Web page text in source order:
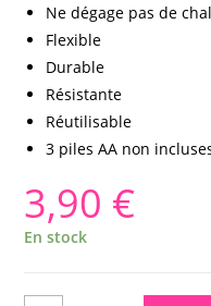
Ne dégage pas de
Flexible
Durable
Résistante
Réutilisable
3 piles AA non
3,90 €
En stock